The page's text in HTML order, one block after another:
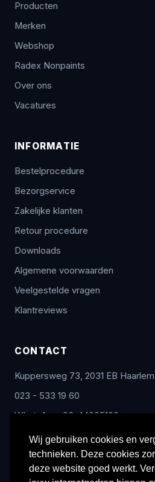
Wij gebruiken cookies en
technieken. Deze cookies
deze website goed werkt.
Producten
Merken
Webshop
Radex Nonpaints
Over ons
Vacatures
INFORMATIE
Bestelprocedure
Bezorgservice
Zakelijke klanten
Retour procedure
Downloads
Algemene voorwaarden
Veelgestelde vragen
Klantreviews
CONTACT
Kuppersweg 73, 2031 EB Haarlem
023 - 533 19 60
WhatsApp: 06-44005100
info@radex-benelux.nl
Ma – Vrij: 9:00 – 17:00